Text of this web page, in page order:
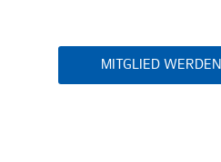
MITGLIED WERDEN